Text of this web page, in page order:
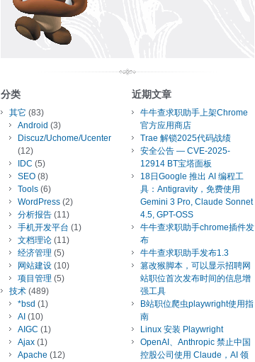
分类
其它 (83)
Android (3)
Discuz/Uchome/Ucenter
(12)
IDC (5)
SEO (8)
Tools (6)
WordPress (2)
分析报告 (11)
手机开发平台 (1)
文档理论 (11)
经济管理 (5)
网站建设 (10)
项目管理 (5)
技术 (489)
*bsd (1)
AI (10)
AIGC (1)
Ajax (1)
Apache (12)
近期文章
牛牛查求职助手上架Chrome
官方应用商店
Trae 解锁2025代码战绩
安全公告 — CVE-2025-
12914 BT宝塔面板
18日Google 推出 AI 编程工
具：Antigravity，免费使用
Gemini 3 Pro, Claude Sonnet
4.5, GPT-OSS
牛牛查求职助手chrome插件发
布
牛牛查求职助手发布1.3
篡改猴脚本，可以显示招聘网
站职位首次发布时间的信息增
强工具
B站职位爬虫playwright使用指
南
Linux 安装 Playwright
OpenAI、Anthropic 禁止中国
控股公司使用 Claude，AI 领